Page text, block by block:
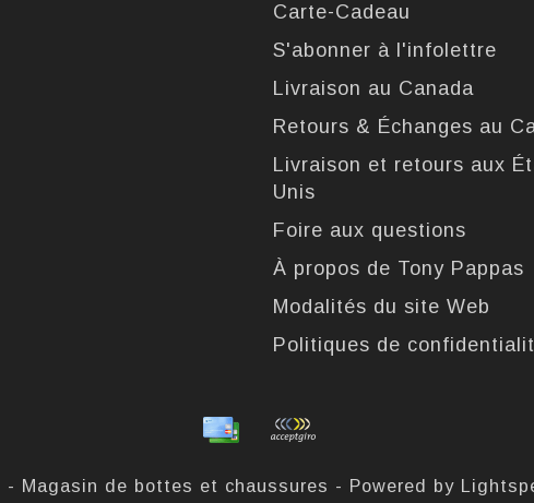
Carte-Cadeau
S'abonner à l'infolettre
Livraison au Canada
Retours & Échanges au
Livraison et retours aux
Unis
Foire aux questions
À propos de Tony Pappas
Modalités du site Web
Politiques de
Magasin de bottes et chaussures - Powered by